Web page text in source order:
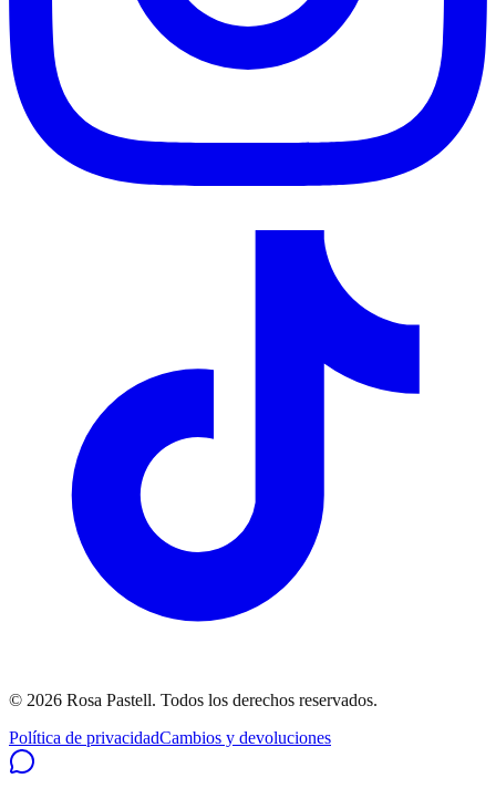
© 2026 Rosa Pastell. Todos los derechos reservados.
Política de privacidadCambios y devoluciones